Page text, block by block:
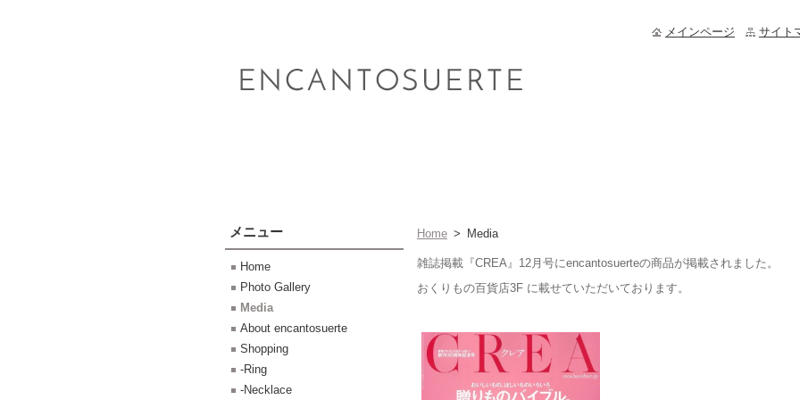
Home > Media
雑誌掲載『CREA』12月号にencantosuerteの商品が掲載されました。
おくりもの百貨店3F に載せていただいております。
メニュー
Home
Photo Gallery
Media
About encantosuerte
Shopping
-Ring
-Necklace
メインページ サイト